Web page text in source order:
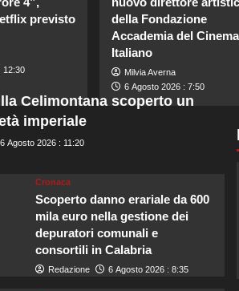
previsto
12:30
della Fondazione
Accademia del Cinema
Italiano
Milvia Averna
6 Agosto 2026 : 7:50
Celimontana scoperto un
imperiale
6 Agosto 2026 : 11:20
Cronaca
Scoperto danno erariale da 600
mila euro nella gestione dei
depuratori comunali e
consortili in Calabria
Redazione 6 Agosto 2026 : 8:35